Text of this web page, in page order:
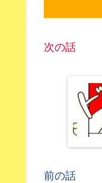
次の話
前の話